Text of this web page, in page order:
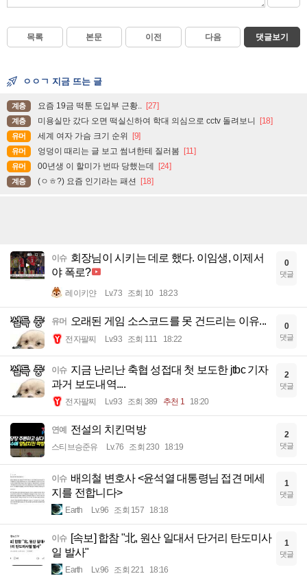
목록 본문 이전 다음 댓글보기
ㅇㅇㄱ 지금 뜨는 글
계층 요즘 19금 떡툰 도입부 근황.. [27]
계층 미용실만 갔다 오면 떡실신하여 학대 의심으로 cctv 돌려보니 [18]
유머 세계 여자 가슴 크기 순위 [9]
유머 엉덩이 때리는 글 보고 썸녀한테 질러봄 [11]
유머 00년생 이 할미가 번따 당했는데 [24]
계층 (ㅇㅎ?) 요즘 인기라는 패션 [18]
이슈 회장님이 시키는 데로 했다. 이임생, 이제서
야 폭로?
레이키얀 Lv.73 조회 10 18:23
0
댓글
유머 오래된 게임 소스코드를 못 건드리는 이유...
전자팔찌 Lv.93 조회 111 18:22
0
댓글
이슈 지금 난리난 축협 성접대 첫 보도한 jtbc 기자
과거 보도내역....
전자팔찌 Lv.93 조회 389 추천 1 18:20
2
댓글
연예 전설의 치킨먹방
스티브승준유 Lv.76 조회 230 18:19
2
댓글
이슈 배의철 변호사 <윤석열 대통령님 접견 메세
지를 전합니다>
Earth Lv.96 조회 157 18:18
1
댓글
이슈 [속보] 합참 "北, 원산 일대서 단거리 탄도미사
일 발사"
Earth Lv.96 조회 221 18:16
1
댓글